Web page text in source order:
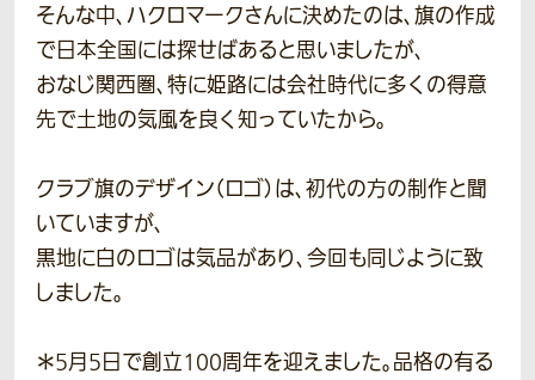
そんな中、ハクロマークさんに決めたのは、旗の作成
で日本全国には探せばあると思いましたが、
おなじ関西圏、特に姫路には会社時代に多くの得意
先で土地の気風を良く知っていたから。
クラブ旗のデザイン（ロゴ）は、初代の方の制作と聞
いていますが、
黒地に白のロゴは気品があり、今回も同じように致
しました。
＊5月5日で創立100周年を迎えました。品格の有る